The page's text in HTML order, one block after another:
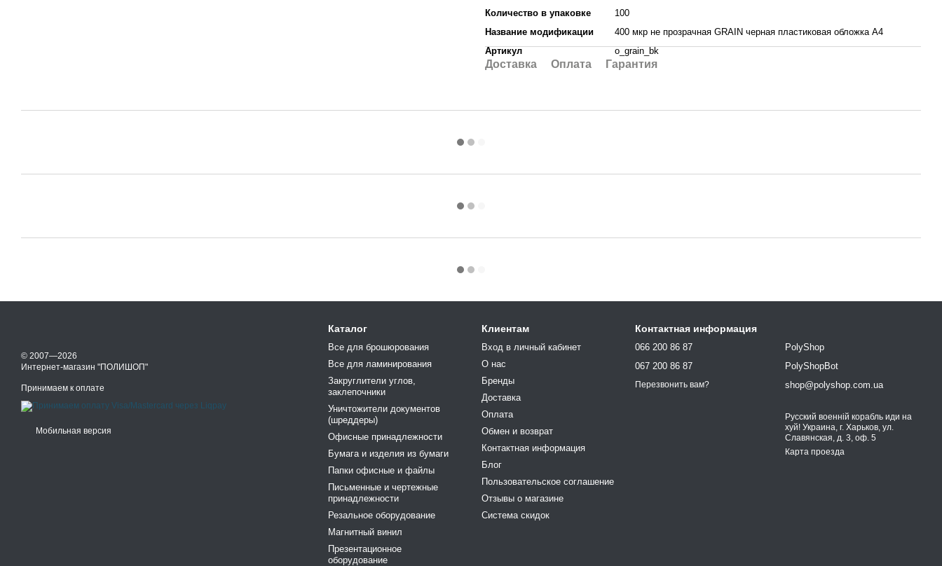
Количество в упаковке
100
Название модификации
400 мкр не прозрачная GRAIN черная пластиковая обложка А4
Артикул
o_grain_bk
Доставка Оплата Гарантия
© 2007—2026
Интернет-магазин "ПОЛИШОП"
Принимаем к оплате
Мобильная версия
Каталог
Все для брошюрования
Все для ламинирования
Закруглители углов,
заклепочники
Уничтожители документов
(шреддеры)
Офисные принадлежности
Бумага и изделия из бумаги
Папки офисные и файлы
Письменные и чертежные
принадлежности
Резальное оборудование
Магнитный винил
Презентационное
оборудование
Клиентам
Вход в личный кабинет
О нас
Бренды
Доставка
Оплата
Обмен и возврат
Контактная информация
Блог
Пользовательское соглашение
Отзывы о магазине
Система скидок
Контактная информация
066 200 86 87
067 200 86 87
Перезвонить вам?
PolyShop
PolyShopBot
shop@polyshop.com.ua
Русский военній корабль иди на
хуй! Украина, г. Харьков, ул.
Славянская, д. 3, оф. 5
Карта проезда